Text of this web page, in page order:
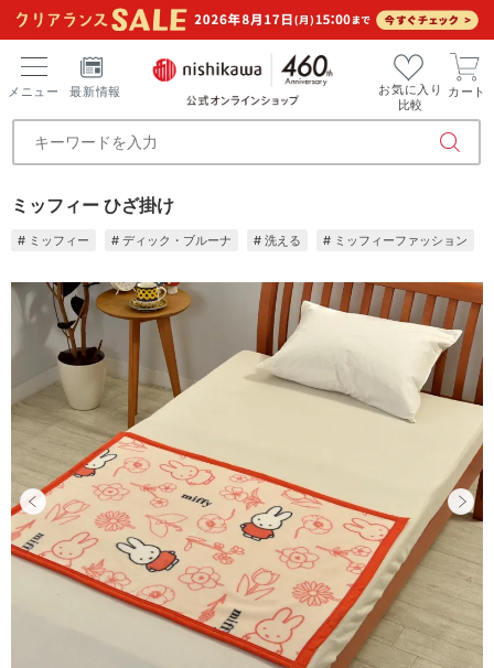
メニュー 最新情報
お気に入り
比較
カート
ミッフィー ひざ掛け
# ミッフィー # ディック・ブルーナ # 洗える # ミッフィーファッション